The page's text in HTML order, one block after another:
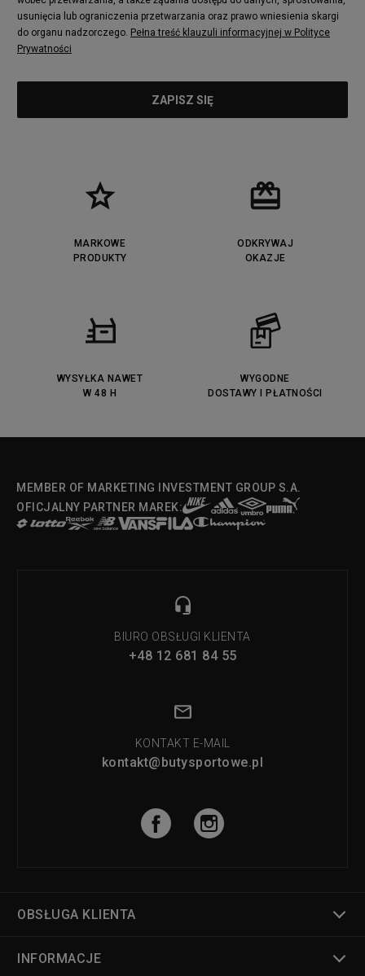
usunięcia lub ograniczenia przetwarzania oraz prawo wniesienia skargi
do organu nadzorczego. Pełna treść klauzuli informacyjnej w Polityce
Prywatności
MARKOWE
PRODUKTY
ODKRYWAJ
OKAZJE
WYSYŁKA NAWET
W 48 H
WYGODNE
DOSTAWY I PŁATNOŚCI
MEMBER OF MARKETING INVESTMENT GROUP S.A.
OFICJALNY PARTNER MAREK:
BIURO OBSŁUGI KLIENTA
+48 12 681 84 55
KONTAKT E-MAIL
kontakt@butysportowe.pl
OBSŁUGA KLIENTA
INFORMACJE